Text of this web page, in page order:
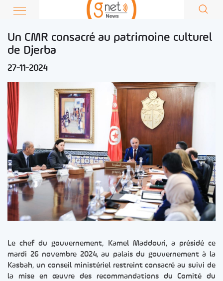
Un CMR consacré au patrimoine culturel
de Djerba
27-11-2024
Le chef du gouvernement, Kamel Maddouri, a présidé ce
mardi 26 novembre 2024, au palais du gouvernement à la
Kasbah, un conseil ministériel restreint consacré au suivi de
la mise en œuvre des recommandations du Comité du